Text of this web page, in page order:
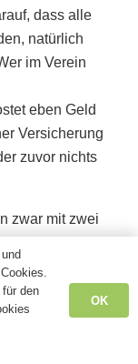
dass alle
natürlich
im Verein
eben Geld
Versicherung
zuvor nichts
zwar mit zwei
unverändert
solange es
den
man wieder
den
OK